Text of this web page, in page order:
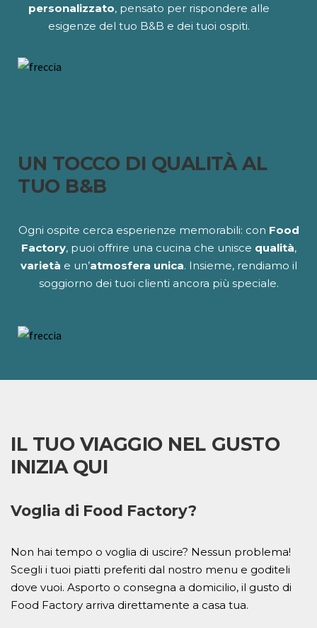
personalizzato, pensato per rispondere alle
esigenze del tuo B&B e dei tuoi ospiti.
UN TOCCO DI QUALITÀ AL
TUO B&B
Ogni ospite cerca esperienze memorabili: con Food
Factory, puoi offrire una cucina che unisce qualità,
varietà e un’atmosfera unica. Insieme, rendiamo il
soggiorno dei tuoi clienti ancora più speciale.
IL TUO VIAGGIO NEL GUSTO
INIZIA QUI
Voglia di Food Factory?
Non hai tempo o voglia di uscire? Nessun problema!
Scegli i tuoi piatti preferiti dal nostro menu e goditeli
dove vuoi. Asporto o consegna a domicilio, il gusto di
Food Factory arriva direttamente a casa tua.